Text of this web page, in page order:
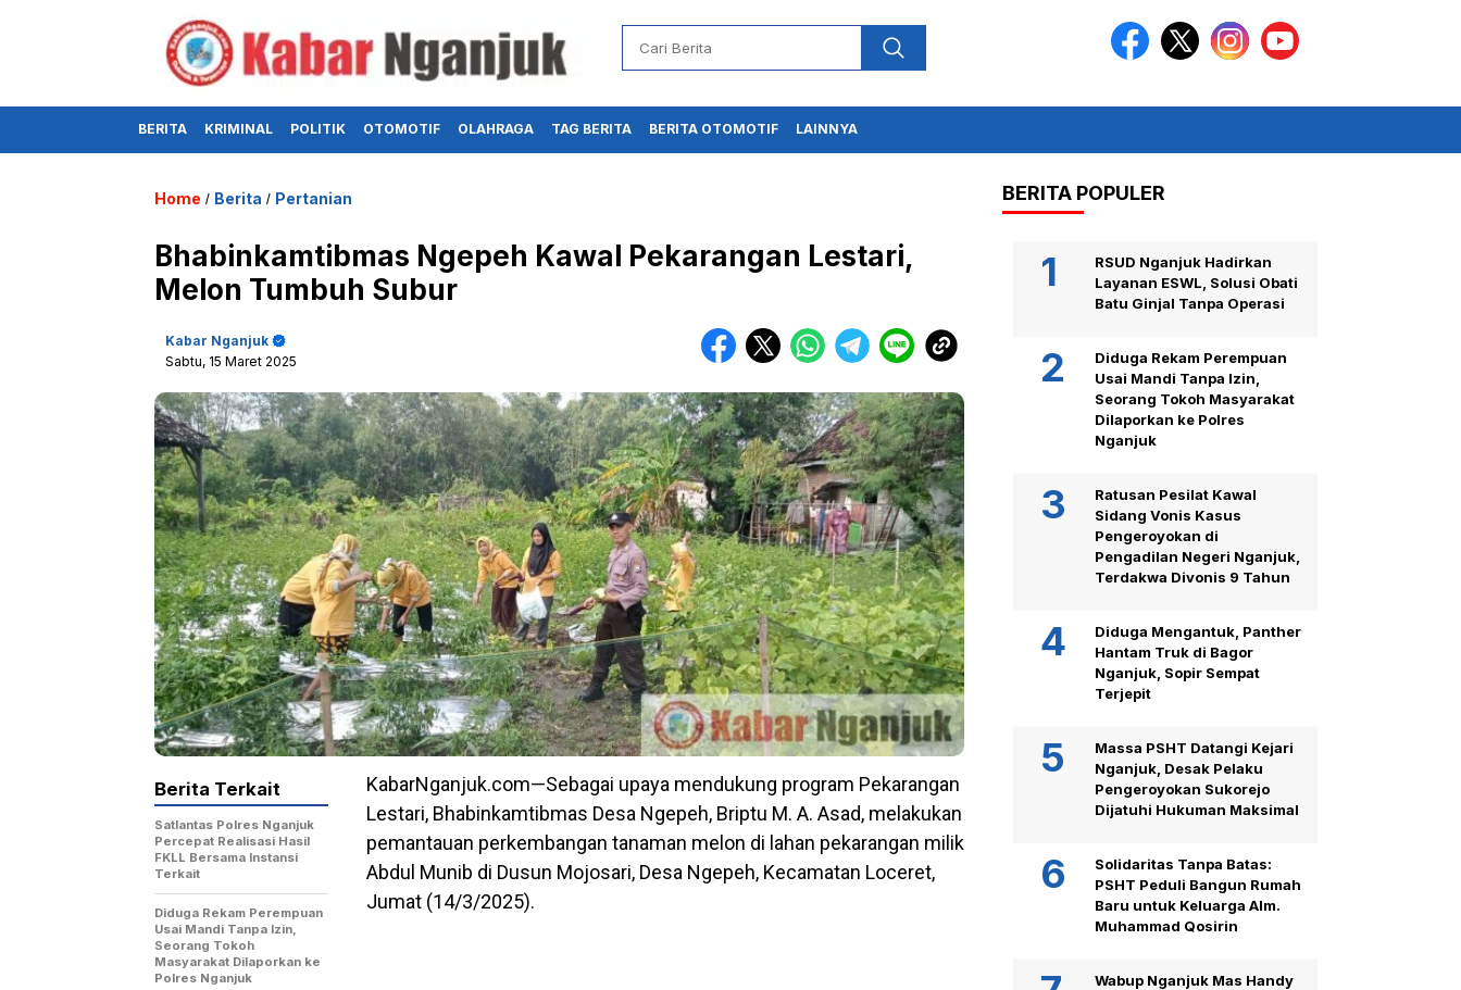
BERITA KRIMINAL POLITIK OTOMOTIF OLAHRAGA TAG BERITA BERITA OTOMOTIF LAINNYA
Home / Berita / Pertanian
Bhabinkamtibmas Ngepeh Kawal Pekarangan Lestari,
Melon Tumbuh Subur
Kabar Nganjuk
Sabtu, 15 Maret 2025
KabarNganjuk.com—Sebagai upaya mendukung program Pekarangan
Lestari, Bhabinkamtibmas Desa Ngepeh, Briptu M. A. Asad, melakukan
pemantauan perkembangan tanaman melon di lahan pekarangan milik
Abdul Munib di Dusun Mojosari, Desa Ngepeh, Kecamatan Loceret,
Jumat (14/3/2025).
Berita Terkait
Satlantas Polres Nganjuk
Percepat Realisasi Hasil
FKLL Bersama Instansi
Terkait
Diduga Rekam Perempuan
Usai Mandi Tanpa Izin,
Seorang Tokoh
Masyarakat Dilaporkan ke
Polres Nganjuk
BERITA POPULER
RSUD Nganjuk Hadirkan
Layanan ESWL, Solusi Obati
Batu Ginjal Tanpa Operasi
Diduga Rekam Perempuan
Usai Mandi Tanpa Izin,
Seorang Tokoh Masyarakat
Dilaporkan ke Polres
Nganjuk
Ratusan Pesilat Kawal
Sidang Vonis Kasus
Pengeroyokan di
Pengadilan Negeri Nganjuk,
Terdakwa Divonis 9 Tahun
Diduga Mengantuk, Panther
Hantam Truk di Bagor
Nganjuk, Sopir Sempat
Terjepit
Massa PSHT Datangi Kejari
Nganjuk, Desak Pelaku
Pengeroyokan Sukorejo
Dijatuhi Hukuman Maksimal
Solidaritas Tanpa Batas:
PSHT Peduli Bangun Rumah
Baru untuk Keluarga Alm.
Muhammad Qosirin
Wabup Nganjuk Mas Handy